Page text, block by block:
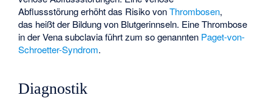
Abflussstörung erhöht das Risiko vonThrombosen,
das heißt der Bildung von Blutgerinnseln. EineThrombose
in der Vena subclaviaführt zum so genannten Paget-von-
Schroetter-Syndrom.
Diagnostik